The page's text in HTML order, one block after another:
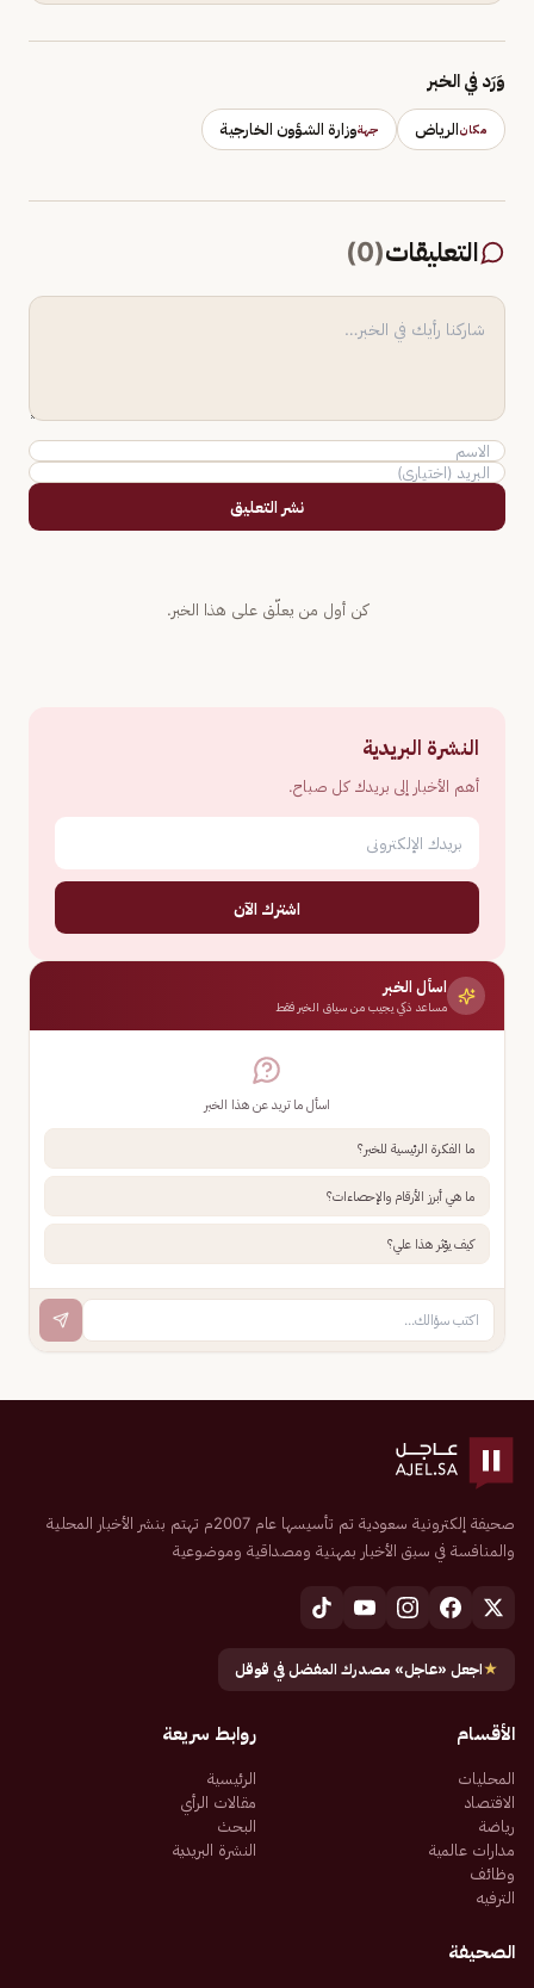
وَرَد في الخبر
مكانالرياض جهةوزارة الشؤون الخارجية
التعليقات(
0
)
نشر التعليق
كن أول من يعلّق على هذا الخبر.
النشرة البريدية
أهم الأخبار إلى بريدك كل صباح.
اشترك الآن
اسأل الخبر
مساعد ذكي يجيب من سياق الخبر فقط
اسأل ما تريد عن هذا الخبر
ما الفكرة الرئيسية للخبر؟
ما هي أبرز الأرقام والإحصاءات؟
كيف يؤثر هذا علي؟
صحيفة إلكترونية سعودية تم تأسيسها عام 2007م تهتم بنشر الأخبار المحلية
والمنافسة في سبق الأخبار بمهنية ومصداقية وموضوعية
★اجعل «عاجل» مصدرك المفضل في قوقل
الأقسام
المحليات
الاقتصاد
رياضة
مدارات عالمية
وظائف
الترفيه
روابط سريعة
الرئيسية
مقالات الرأي
البحث
النشرة البريدية
الصحيفة